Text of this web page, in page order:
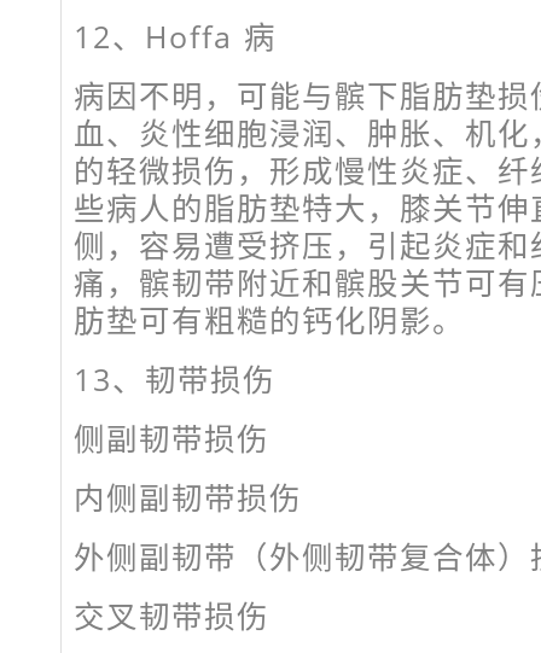
12、Hoffa 病
病因不明，可能与髌下脂肪垫
血、炎性细胞浸润、肿胀、机
的轻微损伤，形成慢性炎症、
些病人的脂肪垫特大，膝关节
侧，容易遭受挤压，引起炎症
痛，髌韧带附近和髌股关节可
肪垫可有粗糙的钙化阴影。
13、韧带损伤
侧副韧带损伤
内侧副韧带损伤
外侧副韧带（外侧韧带复合体）
交叉韧带损伤